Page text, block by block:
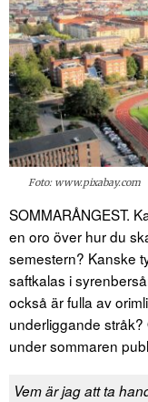
Foto: www.pixabay.com
SOMMARÅNGEST.
en oro över hur du
semestern? Kanske
saftkalas i
också är fulla av
underliggande
under sommaren
Vem är jag att ta